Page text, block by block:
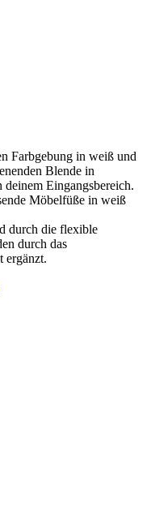
Farbgebung in weiß und
Blende in
Eingangsbereich.
Möbelfüße in weiß
durch die flexible
durch das
ergänzt.